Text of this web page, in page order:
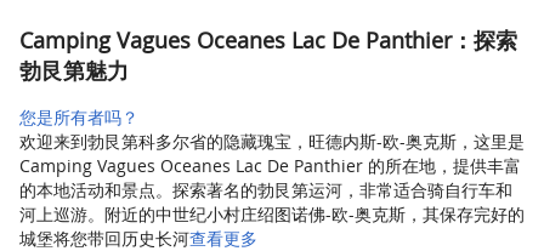
Camping Vagues Oceanes Lac De Panthier：探索
勃艮第魅力
您是所有者吗？
欢迎来到勃艮第科多尔省的隐藏瑰宝，旺德内斯-欧-奥克斯，这里是
Camping Vagues Oceanes Lac De Panthier 的所在地，提供丰富
的本地活动和景点。探索著名的勃艮第运河，非常适合骑自行车和
河上巡游。附近的中世纪小村庄绍图诺佛-欧-奥克斯，其保存完好的
城堡将您带回历史长河查看更多